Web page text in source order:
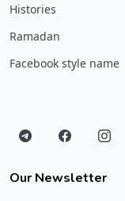
Histories
Ramadan
Facebook style name
Our Newsletter